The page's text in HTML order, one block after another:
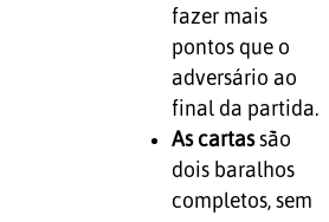
fazer mais
pontos que o
adversário ao
final da partida.
As cartassão
dois baralhos
completos, sem